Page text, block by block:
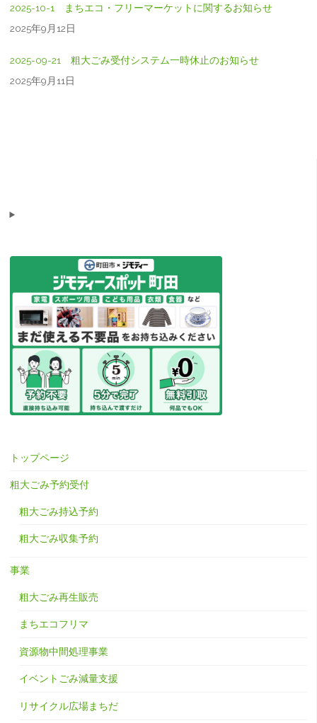
2025-10-1 まちエコ・フリーマーケットに関するお知らせ
2025年9月12日
2025-09-21 粗大ごみ受付システム一時休止のお知らせ
2025年9月11日
トップページ
粗大ごみ予約受付
粗大ごみ持込予約
粗大ごみ収集予約
事業
粗大ごみ再生販売
まちエコフリマ
資源物中間処理事業
イベントごみ減量支援
リサイクル広場まちだ